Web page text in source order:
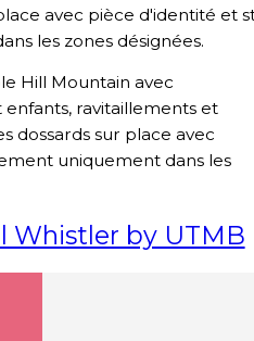
avec pièce d'identité et
les zones désignées.
Hill Mountain avec
ravitaillements et
dossards sur place avec
uniquement dans les
Whistler by UTMB